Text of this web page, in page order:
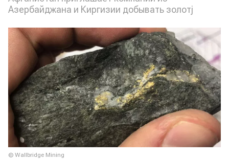
Азербайджана и Киргизии добывать золотj
© Wallbridge Mining